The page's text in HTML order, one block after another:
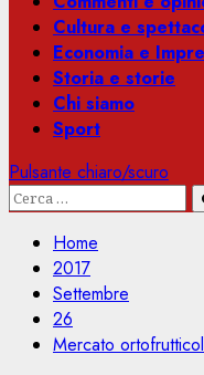
Cultura e
Economia e
Storia e storie
Chi siamo
Sport
Pulsante chiaro/scuro
Ricerca
Home
2017
Settembre
26
Mercato